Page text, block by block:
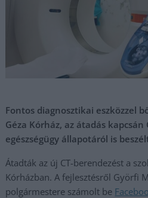
Fontos diagnosztikai eszközzel
Géza Kórház, az átadás
egészségügy állapotáról is
Átadták az új CT-berendezést a
Kórházban. A fejlesztésről Györfi
polgármestere számolt be